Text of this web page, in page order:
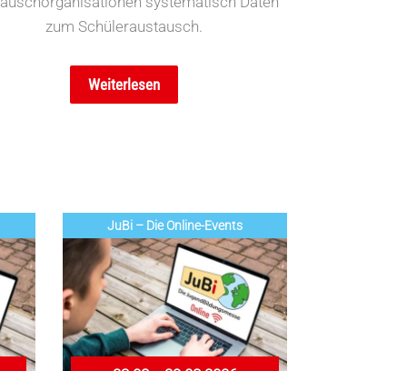
zum Schüleraustausch.
Weiterlesen
JuBi – Die Online-Events